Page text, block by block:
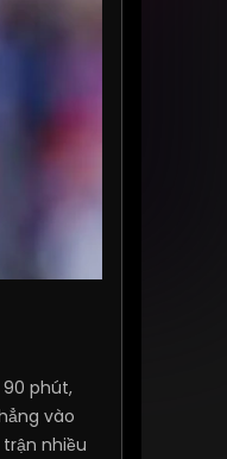
phút,
vào
nhiều